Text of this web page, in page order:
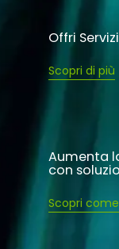
Offri
Scopri di più
Aumenta
con
Scopri come